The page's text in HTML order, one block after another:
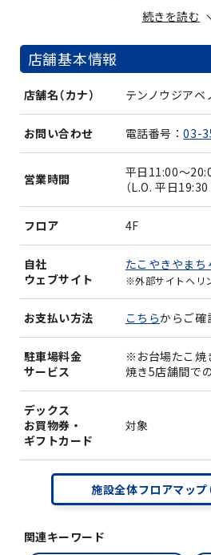
続きを読む
店舗基本情報
店舗名（カナ） テンノウジアベ
お問い合わせ 電話番号：03-
営業時間
平日11:00～
（L.O. 平日
フロア 4F
自社
ウェブサイト
たこやきやまち
※外部サイトへリ
お支払い方法 こちらからご確
駐車場料金
サービス
※お台場たこ焼
焼き5店舗間で
デックス
お買物券・
ギフトカード
対象
施設全体フロアマップ
関連キーワード